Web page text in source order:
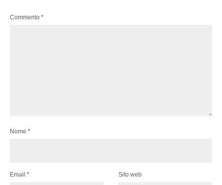
Commento *
Nome *
Email * Sito web